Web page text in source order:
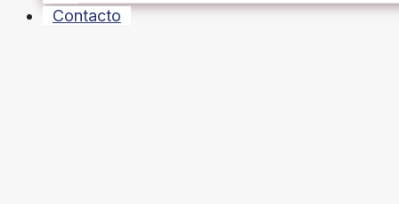
Contacto